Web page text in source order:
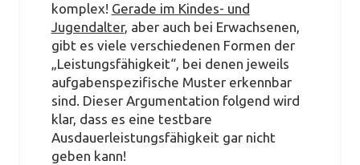
komplex! Gerade im Kindes- und
Jugendalter, aber auch bei Erwachsenen,
gibt es viele verschiedenen Formen der
„Leistungsfähigkeit“, bei denen jeweils
aufgabenspezifische Muster erkennbar
sind. Dieser Argumentation folgend wird
klar, dass es eine testbare
Ausdauerleistungsfähigkeit gar nicht
geben kann!